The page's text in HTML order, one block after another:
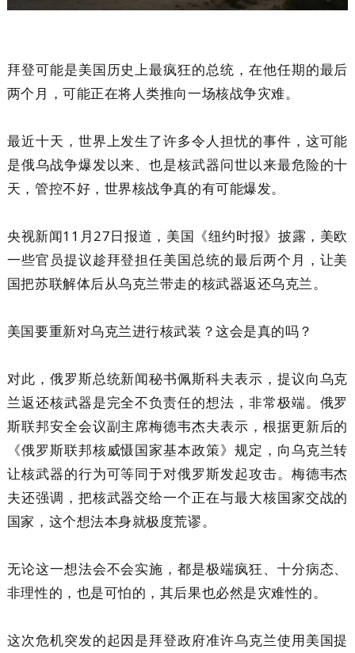
拜登可能是美国历史上最疯狂的总统，在他任期的最后
两个月，可能正在将人类推向一场核战争灾难。
最近十天，世界上发生了许多令人担忧的事件，这可能
是俄乌战争爆发以来、也是核武器问世以来最危险的十
天，管控不好，世界核战争真的有可能爆发。
央视新闻11月27日报道，美国《纽约时报》披露，美欧
一些官员提议趁拜登担任美国总统的最后两个月，让美
国把苏联解体后从乌克兰带走的核武器返还乌克兰。
美国要重新对乌克兰进行核武装？这会是真的吗？
对此，俄罗斯总统新闻秘书佩斯科夫表示，提议向乌克
兰返还核武器是完全不负责任的想法，非常极端。俄罗
斯联邦安全会议副主席梅德韦杰夫表示，根据更新后的
《俄罗斯联邦核威慑国家基本政策》规定，向乌克兰转
让核武器的行为可等同于对俄罗斯发起攻击。梅德韦杰
夫还强调，把核武器交给一个正在与最大核国家交战的
国家，这个想法本身就极度荒谬。
无论这一想法会不会实施，都是极端疯狂、十分病态、
非理性的，也是可怕的，其后果也必然是灾难性的。
这次危机突发的起因是拜登政府准许乌克兰使用美国提